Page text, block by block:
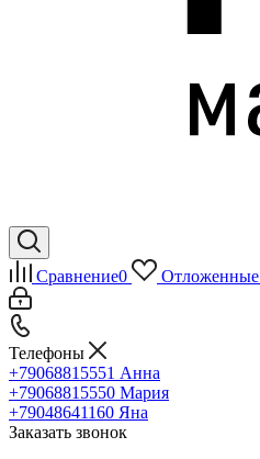
Сравнение0 Отложенные
Телефоны
+79068815551 Анна
+79068815550 Мария
+79048641160 Яна
Заказать звонок